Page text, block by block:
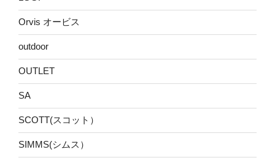
Orvis オービス
outdoor
OUTLET
SA
SCOTT(スコット）
SIMMS(シムス）